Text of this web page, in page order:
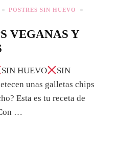
POSTRES SIN HUEVO
VEGANAS Y
SIN HUEVO
SIN
unas galletas chips
Esta es tu receta de
…